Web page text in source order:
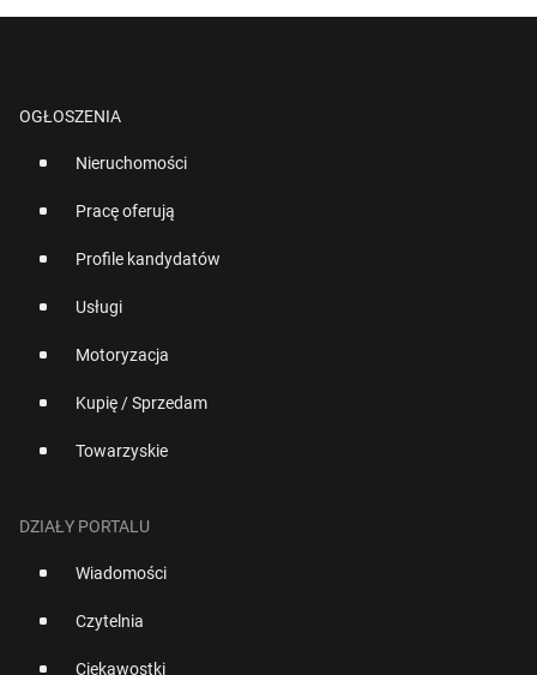
OGŁOSZENIA
Nieruchomości
Pracę oferują
Profile kandydatów
Usługi
Motoryzacja
Kupię / Sprzedam
Towarzyskie
DZIAŁY PORTALU
Wiadomości
Czytelnia
Ciekawostki